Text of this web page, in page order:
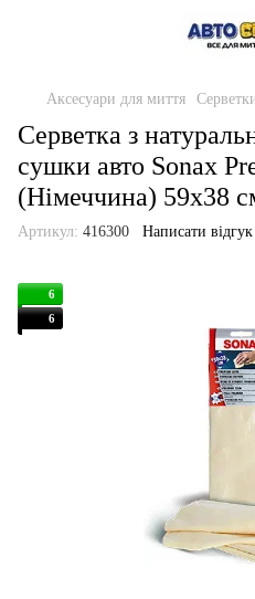
Аксесуари для миття
Серветка з
сушки авто Sonax
(Німеччина) 59x38
Артикул: 416300 Написати відгук
6
6